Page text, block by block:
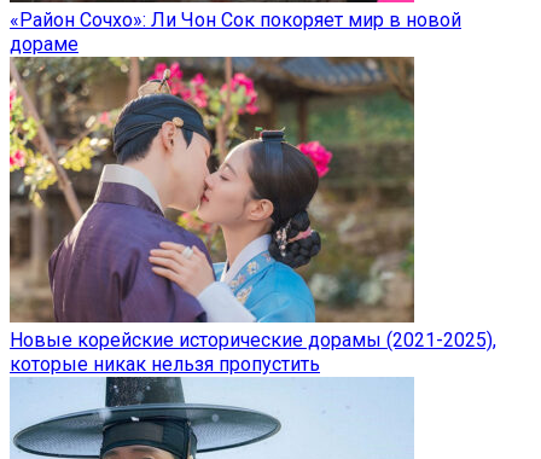
«Район Сочхо»: Ли Чон Сок покоряет мир в новой
дораме
Новые корейские исторические дорамы (2021-2025),
которые никак нельзя пропустить